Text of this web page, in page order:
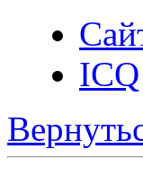
ICQ